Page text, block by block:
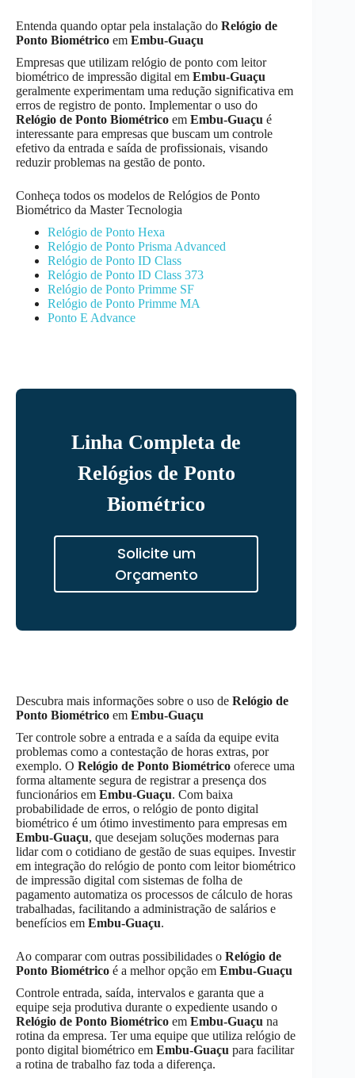
Entenda quando optar pela instalação do Relógio de
Ponto Biométrico em Embu-Guaçu
Empresas que utilizam relógio de ponto com leitor
biométrico de impressão digital em Embu-Guaçu
geralmente experimentam uma redução significativa em
erros de registro de ponto. Implementar o uso do
Relógio de Ponto Biométrico em Embu-Guaçu é
interessante para empresas que buscam um controle
efetivo da entrada e saída de profissionais, visando
reduzir problemas na gestão de ponto.
Conheça todos os modelos de Relógios de Ponto
Biométrico da Master Tecnologia
Relógio de Ponto Hexa
Relógio de Ponto Prisma Advanced
Relógio de Ponto ID Class
Relógio de Ponto ID Class 373
Relógio de Ponto Primme SF
Relógio de Ponto Primme MA
Ponto E Advance
Linha Completa de
Relógios de Ponto
Biométrico
Solicite um
Orçamento
Descubra mais informações sobre o uso de Relógio de
Ponto Biométrico em Embu-Guaçu
Ter controle sobre a entrada e a saída da equipe evita
problemas como a contestação de horas extras, por
exemplo. O Relógio de Ponto Biométrico oferece uma
forma altamente segura de registrar a presença dos
funcionários em Embu-Guaçu. Com baixa
probabilidade de erros, o relógio de ponto digital
biométrico é um ótimo investimento para empresas em
Embu-Guaçu, que desejam soluções modernas para
lidar com o cotidiano de gestão de suas equipes. Investir
em integração do relógio de ponto com leitor biométrico
de impressão digital com sistemas de folha de
pagamento automatiza os processos de cálculo de horas
trabalhadas, facilitando a administração de salários e
benefícios em Embu-Guaçu.
Ao comparar com outras possibilidades o Relógio de
Ponto Biométrico é a melhor opção em Embu-Guaçu
Controle entrada, saída, intervalos e garanta que a
equipe seja produtiva durante o expediente usando o
Relógio de Ponto Biométrico em Embu-Guaçu na
rotina da empresa. Ter uma equipe que utiliza relógio de
ponto digital biométrico em Embu-Guaçu para facilitar
a rotina de trabalho faz toda a diferença.